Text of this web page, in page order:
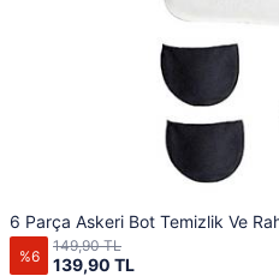
6 Parça Askeri Bot Temizlik Ve
%6 139,90 TL
149,90 TL